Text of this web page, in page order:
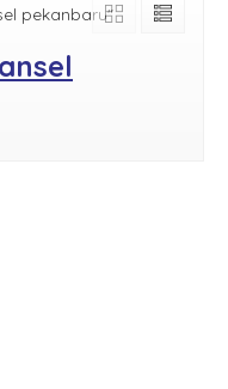
pekanbaru"